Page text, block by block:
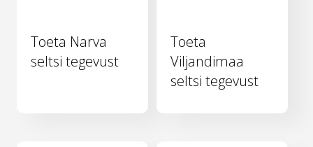
Toeta Narva
seltsi tegevust
Toeta
Viljandimaa
seltsi tegevust